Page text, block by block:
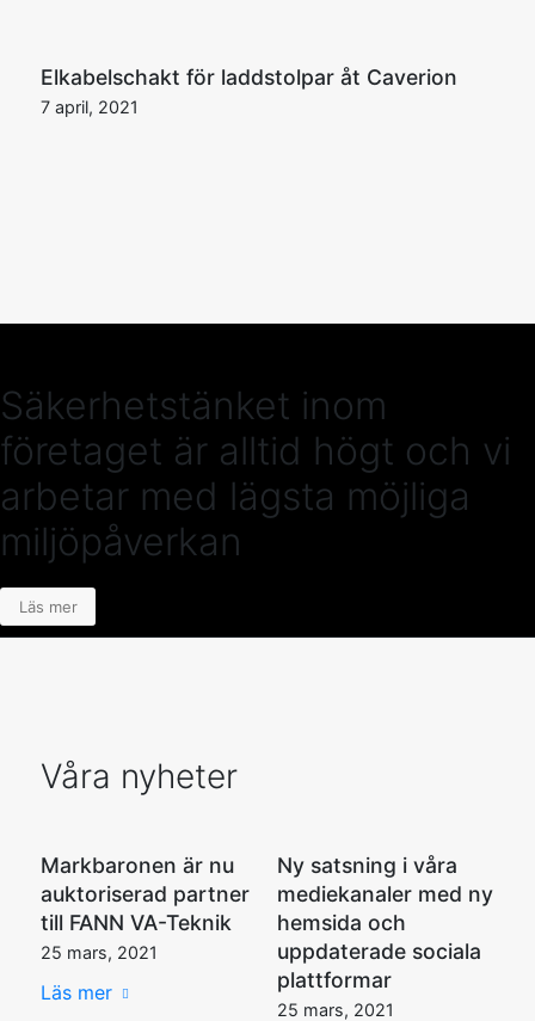
Elkabelschakt för laddstolpar åt Caverion
7 april, 2021
Säkerhetstänket inom
företaget är alltid högt och vi
arbetar med lägsta möjliga
miljöpåverkan
Läs mer
Våra nyheter
Markbaronen är nu
auktoriserad partner
till FANN VA-Teknik
25 mars, 2021
Läs mer
Ny satsning i våra
mediekanaler med ny
hemsida och
uppdaterade sociala
plattformar
25 mars, 2021